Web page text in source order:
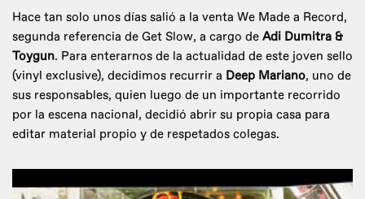
Hace tan solo unos días salió a la venta We Made a Record,
segunda referencia de Get Slow, a cargo de Adi Dumitra &
Toygun. Para enterarnos de la actualidad de este joven sello
(vinyl exclusive), decidimos recurrir a Deep Mariano, uno de
sus responsables, quien luego de un importante recorrido
por la escena nacional, decidió abrir su propia casa para
editar material propio y de respetados colegas.